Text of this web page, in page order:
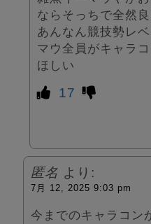
ならそっちで全然
あんなん競技勢レ
マウ全員がキャラ
ほしい
17
匿名 より:
7月 12, 2025 9:03 pm
今までのキャラコン